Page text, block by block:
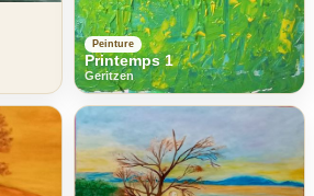
Peinture
Printemps 1
Geritzen